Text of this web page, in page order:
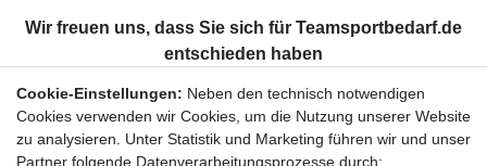
Unternehmen
Widerrufsrecht
Bestellung widerrufen
Cookie-Einstellungen: Neben den technisch notwendigen
Cookies verwenden wir Cookies, um die Nutzung unserer Website
zu analysieren. Unter Statistik und Marketing führen wir und unser
Partner folgende Datenverarbeitungsprozesse durch: